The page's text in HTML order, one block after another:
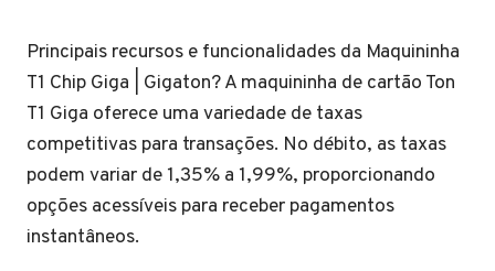
Principais recursos e funcionalidades da Maquininha
T1 Chip Giga | Gigaton? A maquininha de cartão Ton
T1 Giga oferece uma variedade de taxas
competitivas para transações. No débito, as taxas
podem variar de 1,35% a 1,99%, proporcionando
opções acessíveis para receber pagamentos
instantâneos.